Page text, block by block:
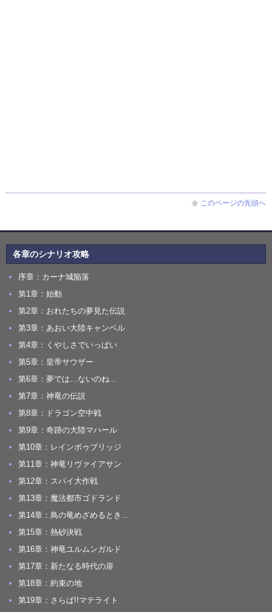
このページの先頭へ
各章のシナリオ攻略
序章：カーナ城陥落
第1章：始動
第2章：おれたちの夢見た伝説
第3章：あおい大陸キャンベル
第4章：くやしさでいっぱい
第5章：皇帝サウザー
第6章：夢では…ないのね…
第7章：神竜の伝説
第8章：ドラゴン空中戦
第9章：奇跡の大陸マハール
第10章：レインボゥブリッジ
第11章：神竜リヴァイアサン
第12章：スパイ大作戦
第13章：魔法都市ゴドランド
第14章：鳥の竜めざめるとき…
第15章：熱砂決戦
第16章：神竜ユルムンガルド
第17章：新たなる時代の扉
第18章：約束の地
第19章：さらば!!マテライト